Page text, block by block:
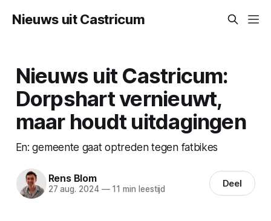
Nieuws uit Castricum
Nieuws uit Castricum:
Dorpshart vernieuwt,
maar houdt uitdagingen
En: gemeente gaat optreden tegen fatbikes
Rens Blom
27 aug. 2024 —11 min leestijd Deel